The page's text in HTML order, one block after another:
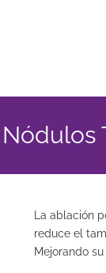
Nódulos
La ablación
reduce el
Mejorando